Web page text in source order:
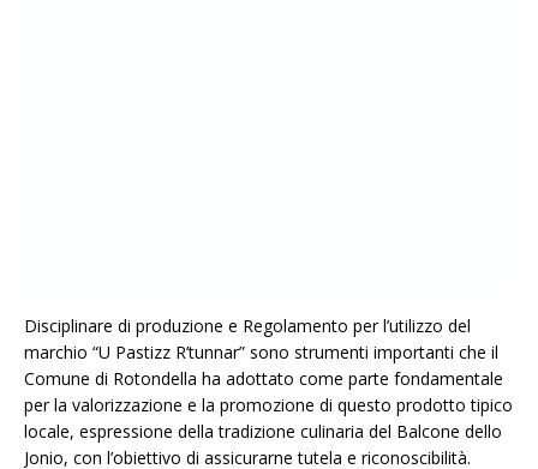
Disciplinare di produzione e Regolamento per l’utilizzo del
marchio “U Pastizz R’tunnar” sono strumenti importanti che il
Comune di Rotondella ha adottato come parte fondamentale
per la valorizzazione e la promozione di questo prodotto tipico
locale, espressione della tradizione culinaria del Balcone dello
Jonio, con l’obiettivo di assicurarne tutela e riconoscibilità.